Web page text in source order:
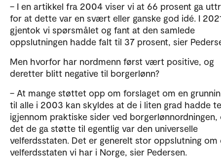
– I en artikkel fra 2004 viser vi at 66 prosent ga
for at dette var en svært eller ganske god idé. I
gjentok vi spørsmålet og fant at den samlede
oppslutningen hadde falt til 37 prosent, sier
Men hvorfor har nordmenn først vært positive, og
deretter blitt negative til borgerlønn?
– At mange støttet opp om forslaget om en
til alle i 2003 kan skyldes at de i liten grad hadde
igjennom praktiske sider ved borgerlønnordningen,
det de ga støtte til egentlig var den universelle
velferdsstaten. Det er generelt stor oppslutning om
velferdsstaten vi har i Norge, sier Pedersen.